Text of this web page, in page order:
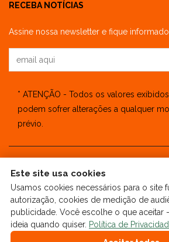
RECEBA NOTÍCIAS
Assine nossa newsletter e fique
Seu Email
* ATENÇÃO - Todos os valores
podem sofrer alterações a qualquer
prévio.
🔒| Copyright © 2025 - Website gerado
Sistema de Gestão Imobiliária |Política de
|Preferências de cookies |Meus dados
Este site usa cookies
Usamos cookies necessários para o site
autorização, cookies de medição de
publicidade. Você escolhe o que
ideia quando quiser. Política de